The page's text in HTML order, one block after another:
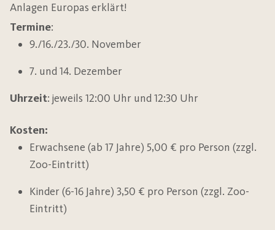
Anlagen Europas erklärt!
Termine:
9./16./23./30. November
7. und 14. Dezember
Uhrzeit: jeweils 12:00 Uhr und 12:30 Uhr
Kosten:
Erwachsene (ab 17 Jahre) 5,00 € pro Person (zzgl.
Zoo-Eintritt)
Kinder (6-16 Jahre) 3,50 € pro Person (zzgl. Zoo-
Eintritt)